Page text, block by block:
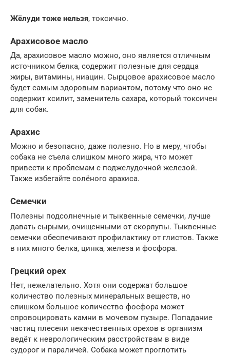
Жёлуди тоже нельзя, токсично.
Арахисовое масло
Да, арахисовое масло можно, оно является отличным
источником белка, содержит полезные для сердца
жиры, витамины, ниацин. Сырцовое арахисовое масло
будет самым здоровым вариантом, потому что оно не
содержит ксилит, заменитель сахара, который токсичен
для собак.
Арахис
Можно и безопасно, даже полезно. Но в меру, чтобы
собака не съела слишком много жира, что может
привести к проблемам с поджелудочной железой.
Также избегайте солёного арахиса.
Семечки
Полезны подсолнечные и тыквенные семечки, лучше
давать сырыми, очищенными от скорлупы. Тыквенные
семечки обеспечивают профилактику от глистов. Также
в них много белка, цинка, железа и фосфора.
Грецкий орех
Нет, нежелательно. Хотя они содержат большое
количество полезных минеральных веществ, но
слишком большое количество фосфора может
спровоцировать камни в мочевом пузыре. Попадание
частиц плесени некачественных орехов в организм
ведёт к неврологическим расстройствам в виде
судорог и параличей. Собака может проглотить